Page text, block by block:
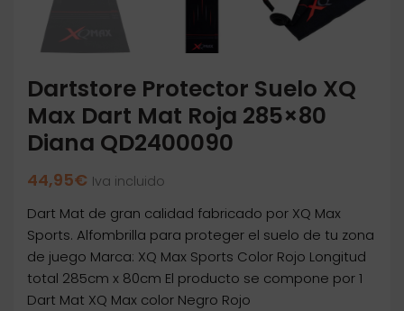
Dartstore Protector Suelo XQ
Max Dart Mat Roja 285×80
Diana QD2400090
44,95€ Iva incluido
Dart Mat de gran calidad fabricado por XQ Max
Sports. Alfombrilla para proteger el suelo de tu zona
de juego Marca: XQ Max Sports Color Rojo Longitud
total 285cm x 80cm El producto se compone por 1
Dart Mat XQ Max color Negro Rojo